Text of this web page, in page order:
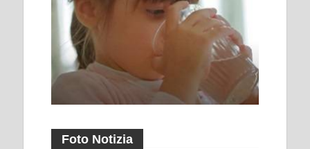
Foto Notizia